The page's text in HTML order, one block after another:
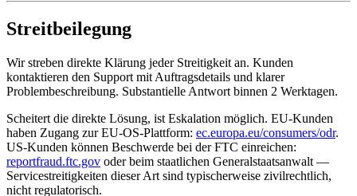
Streitbeilegung
Wir streben direkte Klärung jeder Streitigkeit an. Kunden
kontaktieren den Support mit Auftragsdetails und klarer
Problembeschreibung. Substantielle Antwort binnen 2 Werktagen.
Scheitert die direkte Lösung, ist Eskalation möglich. EU-Kunden
haben Zugang zur EU-OS-Plattform: ec.europa.eu/consumers/odr.
US-Kunden können Beschwerde bei der FTC einreichen:
reportfraud.ftc.gov oder beim staatlichen Generalstaatsanwalt —
Servicestreitigkeiten dieser Art sind typischerweise zivilrechtlich,
nicht regulatorisch.